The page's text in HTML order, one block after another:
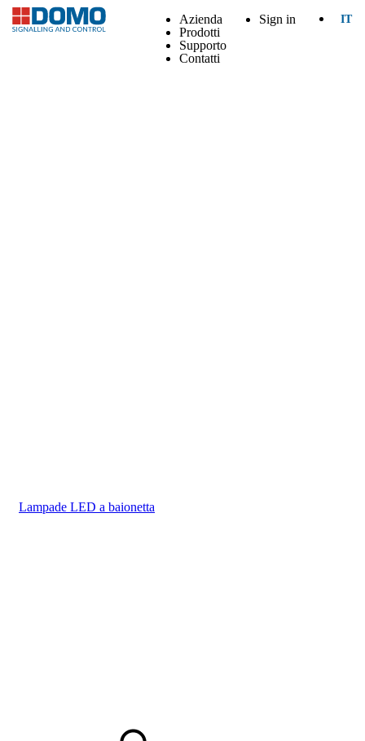
Azienda
Prodotti
Supporto
Contatti
Sign in IT
Lampade LED a baionetta